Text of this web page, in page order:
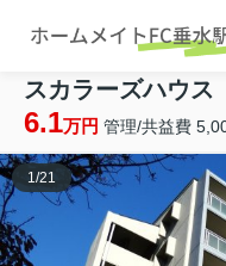
スカラーズハウス
6.1万円 管理/共益費
1/21